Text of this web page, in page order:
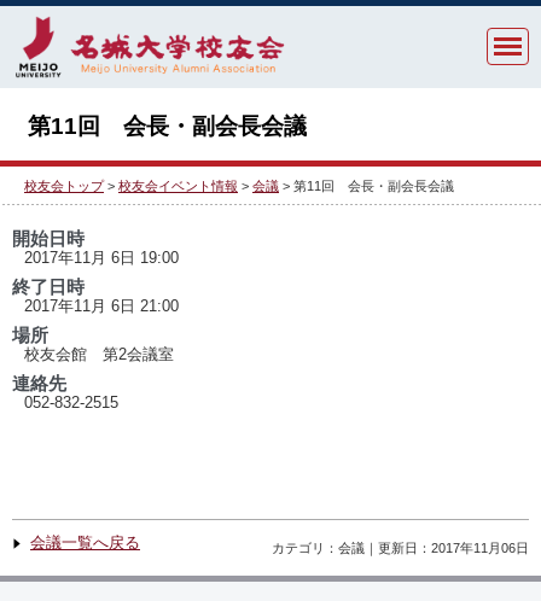
第11回 会長・副会長会議
校友会トップ > 校友会イベント情報 > 会議 > 第11回 会長・副会長会議
開始日時
2017年11月 6日 19:00
終了日時
2017年11月 6日 21:00
場所
校友会館 第2会議室
連絡先
052-832-2515
会議一覧へ戻る カテゴリ：会議｜更新日：2017年11月06日